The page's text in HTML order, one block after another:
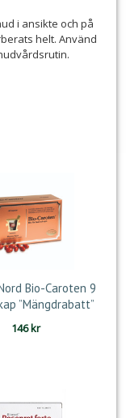
i ansikte och på
helt. Använd
Bio-Caroten 9
”Mängdrabatt”
146kr